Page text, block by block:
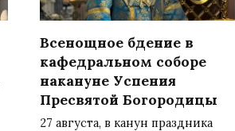
Всенощное бдение в
кафедральном соборе
накануне Успения
Пресвятой Богородицы
27 августа, в канун праздника